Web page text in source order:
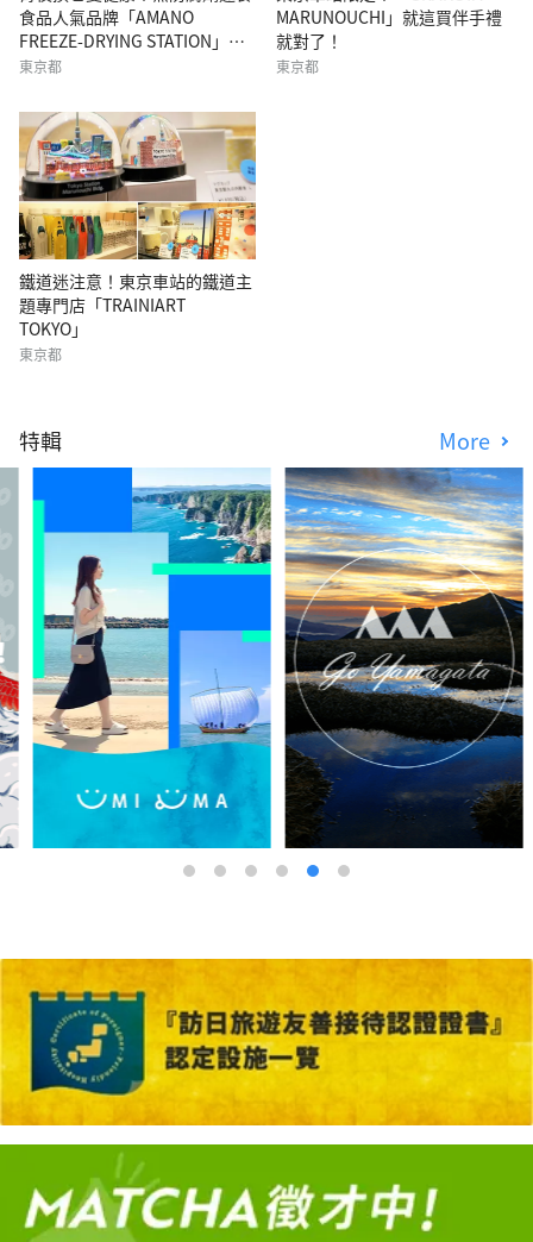
食品人氣品牌「AMANO
FREEZE-DRYING STATION」
（實體店鋪已閉店）
東京都
MARUNOUCHI」就這買伴手禮
就對了！
東京都
鐵道迷注意！東京車站的鐵道主
題專門店「TRAINIART
TOKYO」
東京都
特輯 More